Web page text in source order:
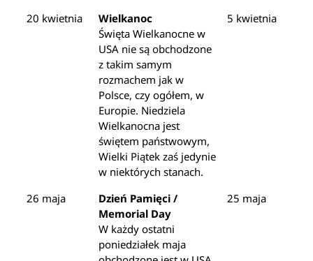
20 kwietnia
Wielkanoc
Święta Wielkanocne w
USA nie są obchodzone
z takim samym
rozmachem jak w
Polsce, czy ogółem, w
Europie. Niedziela
Wielkanocna jest
świętem państwowym,
Wielki Piątek zaś jedynie
w niektórych stanach.
5 kwietnia
26 maja
Dzień Pamięci /
Memorial Day
W każdy ostatni
poniedziałek maja
25 maja